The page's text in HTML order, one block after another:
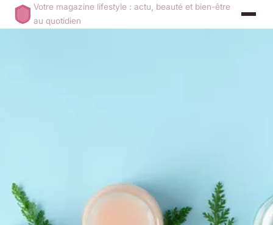
Votre magazine lifestyle : actu, beauté et bien-être
au quotidien